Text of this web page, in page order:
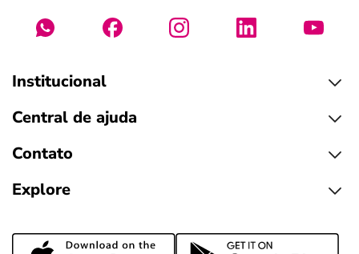
Institucional
Central de ajuda
Contato
Explore